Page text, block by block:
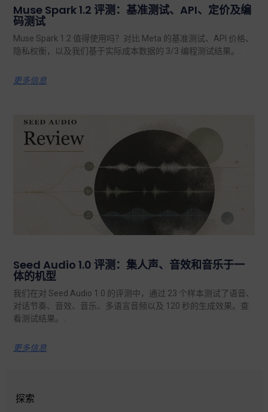
Muse Spark 1.2 评测：基准测试、API、定价及编
码测试
Muse Spark 1.2 值得使用吗？对比 Meta 的基准测试、API 价格、
隐私权衡，以及我们基于实际成本数据的 3/3 编程测试结果。.
更多信息
Seed Audio 1.0 评测：集人声、音效和音乐于一
体的机型
我们在对 Seed Audio 1.0 的评测中，通过 23 个样本测试了语音、
对话节奏、音效、音乐、多语言音频以及 120 秒的生成效果。查
看测试结果。.
更多信息
探索